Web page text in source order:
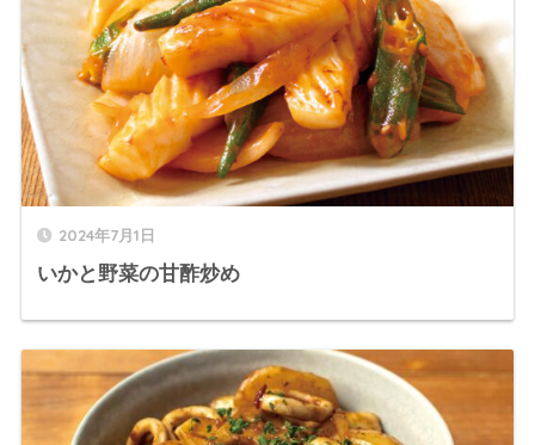
2024年7月1日
いかと野菜の甘酢炒め